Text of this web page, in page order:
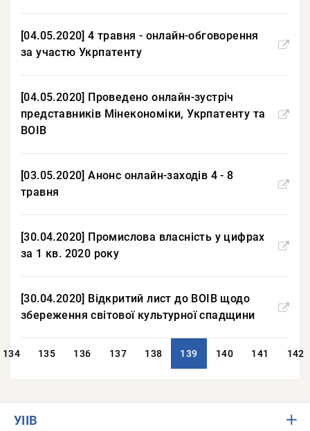
[04.05.2020] 4 травня - онлайн-обговорення
за участю Укрпатенту
[04.05.2020] Проведено онлайн-зустріч
представників Мінекономіки, Укрпатенту та
ВОІВ
[03.05.2020] Анонс онлайн-заходів 4 - 8
травня
[30.04.2020] Промислова власність у цифрах
за 1 кв. 2020 року
[30.04.2020] Відкритий лист до ВОІВ щодо
збереження світової культурної спадщини
134 135 136 137 138 139 140 141 142
УІІВ